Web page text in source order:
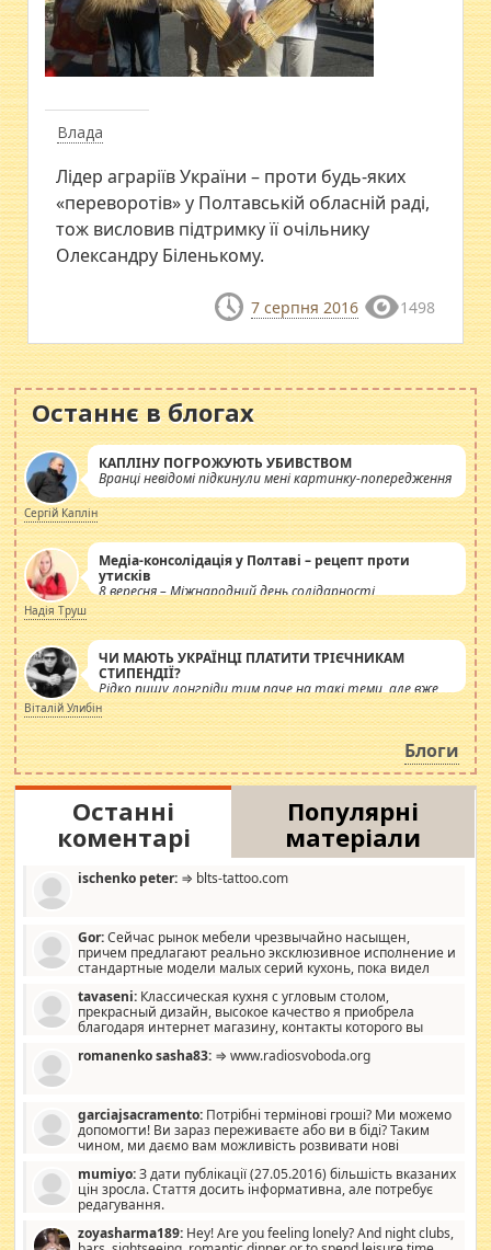
Влада
Лідер аграріїв України – проти будь-яких
«переворотів» у Полтавській обласній раді,
тож висловив підтримку її очільнику
Олександру Біленькому.
7 серпня 2016 1498
Останнє в блогах
КАПЛІНУ ПОГРОЖУЮТЬ УБИВСТВОМ
Вранці невідомі підкинули мені картинку-попередження
Сергій Каплін
Медіа-консолідація у Полтаві – рецепт проти
утисків
8 вересня – Міжнародний день солідарності
журналістів.
Надія Труш
ЧИ МАЮТЬ УКРАЇНЦІ ПЛАТИТИ ТРІЄЧНИКАМ
СТИПЕНДІЇ?
Рідко пишу лонгріди тим паче на такі теми, але вже
просто дістало! Обурюють сьогоднішні інсенуації
навколо стипендіального питання. Штучно
роздувається ще одна соціальна катастрофа.
Віталій Улибін
Блоги
Останні
коментарі
Популярні
матеріали
ischenko peter: ⇒ blts-tattoo.com
Gor:Сейчас рынок мебели чрезвычайно насыщен,
причем предлагают реально эксклюзивное исполнение и
стандартные модели малых серий кухонь, пока видел
стандартные формы, в MebelOk, креативненько и что главное -
со вкусом все в порядке, без ненужных наворотов удорожающих
мебель, а это не последний фактор.
tavaseni: Классическая кухня с угловым столом,
прекрасный дизайн, высокое качество я приобрела
благодаря интернет магазину, контакты которого вы
romanenko sasha83: ⇒ www.radiosvoboda.org
garciajsacramento: Потрібні термінові гроші? Ми можемо
допомогти! Ви зараз переживаєте або ви в біді? Таким
чином, ми даємо вам можливість розвивати нові
допомагати людям, які намагаються дати їм шанс. Кожен
заслуговує на другий шанс, і, оскільки влада не зможе, вони
повинні приймати від інших. Для нас нема багато суми, і зрілість
витрат, а тільки узгоджених сум і нічого іншого. Не чекайте і не
mumiyo:З дати публікації (27.05.2016) більшість вказаних
цін зросла. Стаття досить інформативна, але потребує
редагування.
zoyasharma189: Hey! Are you feeling lonely? And night clubs,